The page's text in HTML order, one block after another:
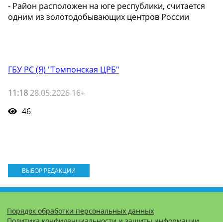
- Район расположен на юге республики, считается
одним из золотодобывающих центров России
ГБУ РС (Я) "Томпонская ЦРБ"
11:18 28.05.2026 16+
46
ВЫБОР РЕДАКЦИИ
Порядок обработки персональных данных